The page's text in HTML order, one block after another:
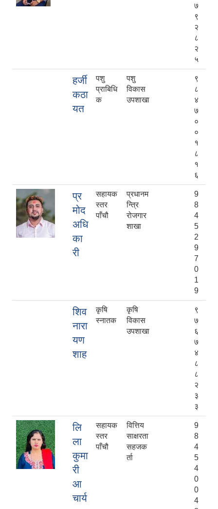
७
९
२
८
२
५
हर्जी
कठा
यत
पशु
प्राबिधि
क
पशु
विकास
उपशाखा
९
८
४
७
०
०
१
८
१
६
प्र
मोद
अधि
का
री
सहायक
स्तर
पाँचौ
प्रधानम
न्त्रि
रोजगार
शाखा
9
8
4
5
2
9
7
0
1
9
शिव
नारा
यण
शाह
कृषि
स्नातक
कृषि
विकास
उपशाखा
९
७
६
७
४
८
८
२
३
३
लि
ला
कुमा
री
आ
चार्य
सहायक
स्तर
पाँचौ
वित्तिय
साक्षरता
सहजक
र्ता
9
8
4
5
4
0
0
4